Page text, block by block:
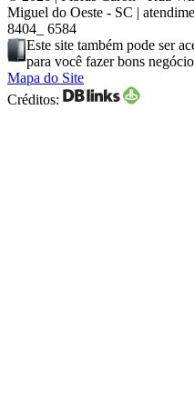
Miguel do Oeste - SC |
8404
6584
Este site também pode ser
para você fazer bons
Mapa do Site
Créditos: